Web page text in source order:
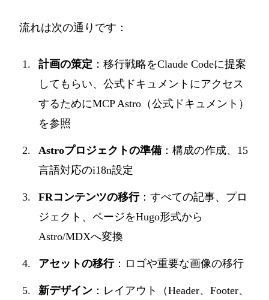
流れは次の通りです：
計画の策定 ：移行戦略をClaude Codeに提案
してもらい、公式ドキュメントにアクセス
するためにMCP Astro（公式ドキュメント）
を参照
Astroプロジェクトの準備：構成の作成、15
言語対応のi18n設定
FRコンテンツの移行：すべての記事、プロ
ジェクト、ページをHugo形式から
Astro/MDXへ変換
アセットの移行：ロゴや重要な画像の移行
新デザイン ：レイアウト（Header、Footer、